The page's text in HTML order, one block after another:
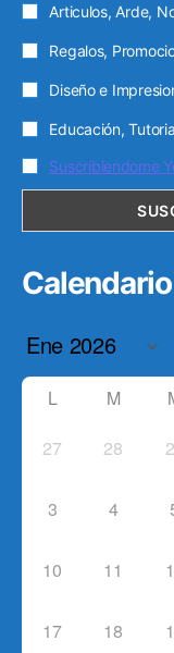
Articulos, Arde,
Regalos,
Diseño e
Educación,
Suscribiendome
Calendario
L M
27 28
3 4
10 11
17 18